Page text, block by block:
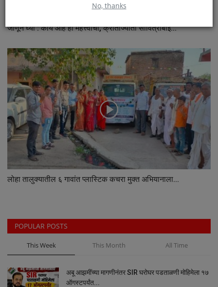
No, thanks
जाणून घ्या : काय आहे ही महत्त्वाची, क्रांतीज्योती सावित्रीबाई...
लोहा तालुक्यातील ६ गावांत प्लास्टिक कचरा मुक्त अभियानाला...
POPULAR POSTS
This Week This Month All Time
अबू आझमींच्या मागणीनंतर SIR घरोघर पडताळणी मोहिमेला १७
ऑगस्टपर्यंत...